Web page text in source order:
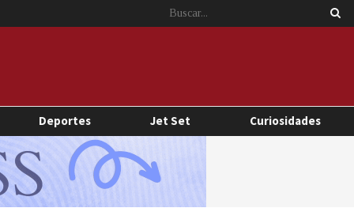
Deportes Jet Set Curiosidades